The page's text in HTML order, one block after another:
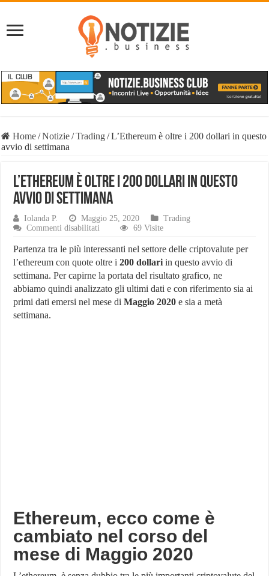
Home/Notizie/Trading/L’Ethereum è oltre i 200 dollari in questo
avvio di settimana
L’Ethereum è oltre i 200 dollari in questo
avvio di settimana
Iolanda P. Maggio 25, 2020
Trading
Commenti disabilitati
è
i
200
dollari
in
questo
69 Visite
Partenza tra le più interessanti nel settore delle criptovalute per
l’ethereum con quote oltre i200 dollari in questo avvio di
settimana. Per capirne la portata del risultato grafico, ne
abbiamo quindi analizzato gli ultimi dati e con riferimento sia ai
primi dati emersi nel mese diMaggio 2020 e sia a metà
settimana.
Ethereum, ecco come è
cambiato nel corso del
mese di Maggio 2020